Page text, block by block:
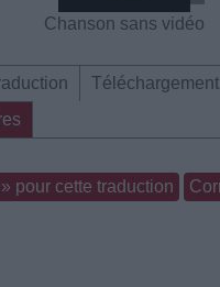
Chanson sans vidéo
Téléchargement
pour cette traduction